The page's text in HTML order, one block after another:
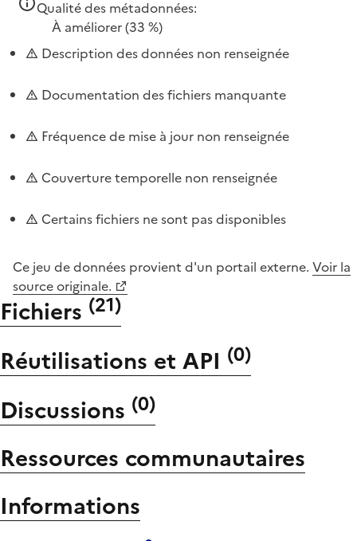
Qualité des métadonnées:
À améliorer(33 %)
Description des données non renseignée
Documentation des fichiers manquante
Fréquence de mise à jour non renseignée
Couverture temporelle non renseignée
Certains fichiers ne sont pas disponibles
Ce jeu de données provient d'un portail externe. Voir la
source originale.
Fichiers (21)
Réutilisations et API (0)
Discussions (0)
Ressources communautaires
Informations